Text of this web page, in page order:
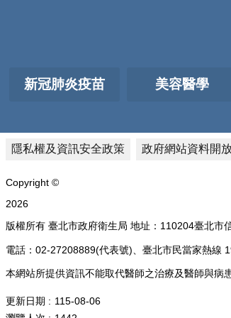
新冠肺炎疫苗 美容醫學
隱私權及資訊安全政策 政府網站資料開
Copyright ©
2026
版權所有 臺北市政府衛生局 地址：110204臺北市
電話：02-27208889(代表號)、臺北市民當家熱線
本網站所提供資訊不能取代醫師之治療及醫師與病
更新日期
115-08-06